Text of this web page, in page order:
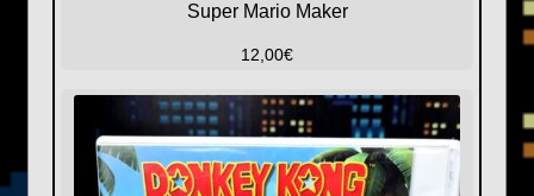
Super Mario Maker
12,00€